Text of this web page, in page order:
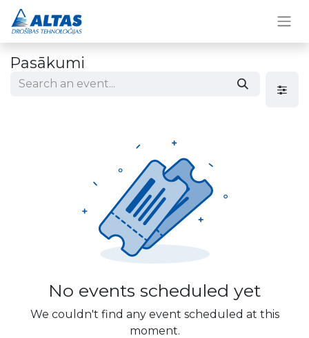
Pasākumi
No events scheduled yet
We couldn't find any event scheduled at this
moment.